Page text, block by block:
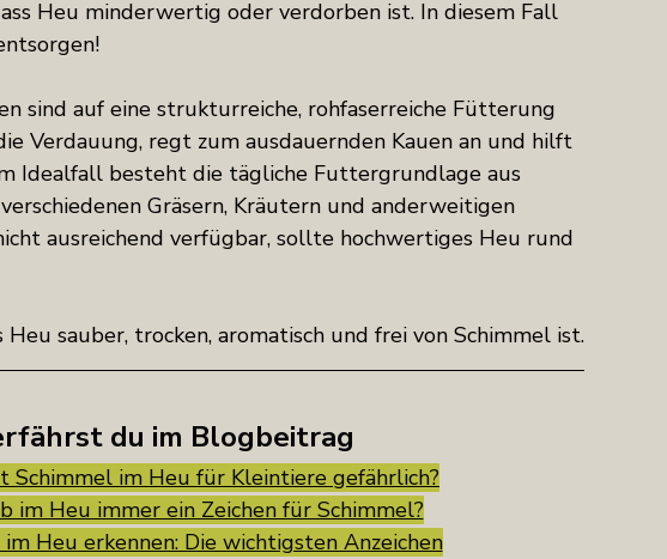
Heu minderwertig oder verdorben ist. In diesem Fall
sind auf eine strukturreiche, rohfaserreiche Fütterung
Verdauung, regt zum ausdauernden Kauen an und hilft
Idealfall besteht die tägliche Futtergrundlage aus
Gräsern, Kräutern und anderweitigen
ausreichend verfügbar, sollte hochwertiges Heu rund
sauber, trocken, aromatisch und frei von Schimmel ist.
du im Blogbeitrag
Schimmel im Heu für Kleintiere gefährlich?
im Heu immer ein Zeichen für Schimmel?
Heu erkennen: Die wichtigsten Anzeichen